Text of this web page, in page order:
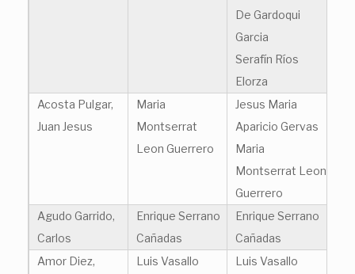
De Gardoqui
Garcia
Serafín Ríos
Elorza
Acosta Pulgar,
Juan Jesus
Maria
Montserrat
Leon Guerrero
Jesus Maria
Aparicio Gervas
Maria
Montserrat Leon
Guerrero
Agudo Garrido,
Carlos
Enrique Serrano
Cañadas
Enrique Serrano
Cañadas
Amor Diez,
Luis Vasallo
Luis Vasallo